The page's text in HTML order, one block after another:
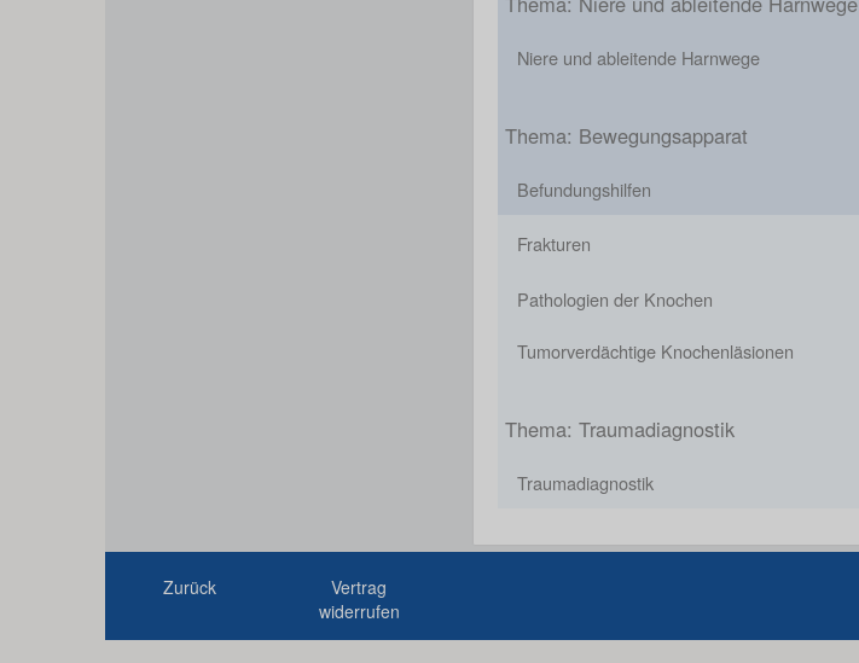
Niere und ableitende Harnwege
Thema: Bewegungsapparat
Befundungshilfen
Frakturen
Pathologien der Knochen
Tumorverdächtige Knochenläsionen
Thema: Traumadiagnostik
Traumadiagnostik
Zurück
Vertrag
widerrufen